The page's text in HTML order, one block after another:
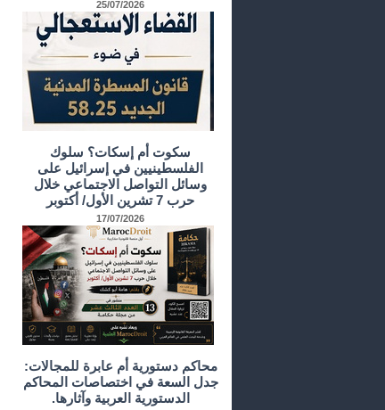
25/07/2026
سكوت أم إسكات؟ سلوك
الفلسطينيين في إسرائيل على
وسائل التواصل الاجتماعي خلال
حرب 7 تشرين الأول/ أكتوبر
17/07/2026
محاكم دستورية أم عابرة للمجالات:
جدل السعة في اختصاصات المحاكم
الدستورية العربية وآثارها.